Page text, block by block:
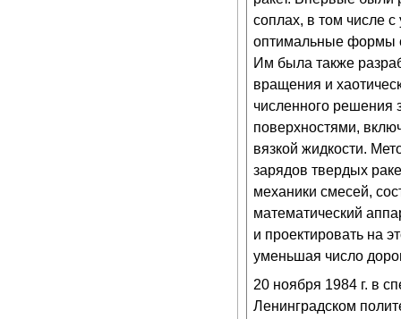
соплах, в том числе
оптимальные формы
Им была также
вращения и
численного решения
поверхностями,
вязкой жидкости.
зарядов твердых
механики смесей,
математический
и проектировать на
уменьшая число
20 ноября 1984 г. в
Ленинградском